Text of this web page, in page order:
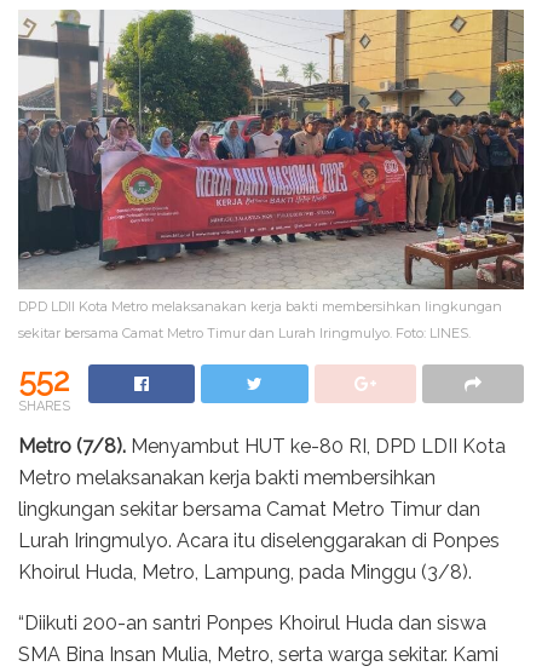
DPD LDII Kota Metro melaksanakan kerja bakti membersihkan lingkungan
sekitar bersama Camat Metro Timur dan Lurah Iringmulyo. Foto: LINES.
552
SHARES
Metro (7/8). Menyambut HUT ke-80 RI, DPD LDII Kota
Metro melaksanakan kerja bakti membersihkan
lingkungan sekitar bersama Camat Metro Timur dan
Lurah Iringmulyo. Acara itu diselenggarakan di Ponpes
Khoirul Huda, Metro, Lampung, pada Minggu (3/8).
“Diikuti 200-an santri Ponpes Khoirul Huda dan siswa
SMA Bina Insan Mulia, Metro, serta warga sekitar. Kami